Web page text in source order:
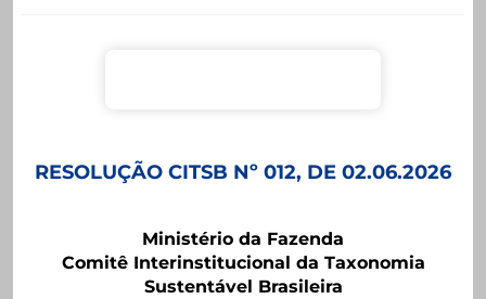
RESOLUÇÃO CITSB Nº 012, DE 02.06.2026
Ministério da Fazenda
Comitê Interinstitucional da Taxonomia
Sustentável Brasileira